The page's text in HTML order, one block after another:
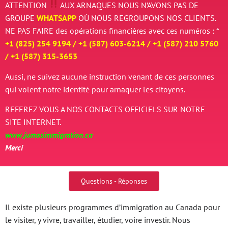
ATTENTION AUX ARNAQUES NOUS N’AVONS PAS DE
GROUPE WHATSAPP OÙ NOUS REGROUPONS NOS CLIENTS.
NE PAS FAIRE des opérations financières avec ces numéros : *
+1 (825) 254 9194 / +1 (587) 603-6214 / +1 (587) 210 5760
/ +1 (587) 315-3653
Aussi, ne suivez aucune instruction venant de ces personnes
qui volent notre identité pour arnaquer les citoyens.
REFEREZ VOUS A NOS CONTACTS OFFICIELS SUR NOTRE
SITE INTERNET.
www.jumosimmigration.ca
Merci
Questions - Réponses
Il existe plusieurs programmes d’immigration au Canada pour
le visiter, y vivre, travailler, étudier, voire investir. Nous